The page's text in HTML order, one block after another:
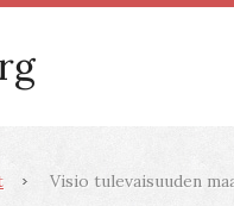
Visio tulevaisuuden